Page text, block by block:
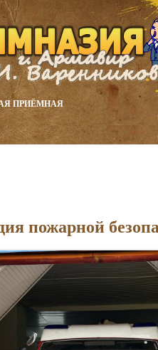
ПРИЁМНАЯ
пожарной